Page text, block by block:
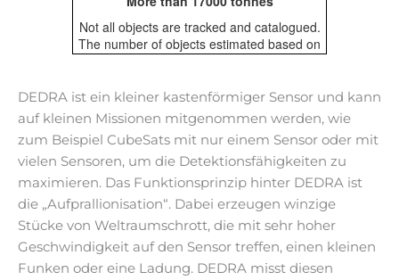
DEDRA ist ein kleiner kastenförmiger Sensor und kann
auf kleinen Missionen mitgenommen werden, wie
zum Beispiel CubeSats mit nur einem Sensor oder mit
vielen Sensoren, um die Detektionsfähigkeiten zu
maximieren. Das Funktionsprinzip hinter DEDRA ist
die „Aufprallionisation“. Dabei erzeugen winzige
Stücke von Weltraumschrott, die mit sehr hoher
Geschwindigkeit auf den Sensor treffen, einen kleinen
Funken oder eine Ladung. DEDRA misst diesen